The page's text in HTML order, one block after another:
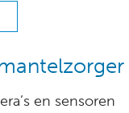
en sensoren